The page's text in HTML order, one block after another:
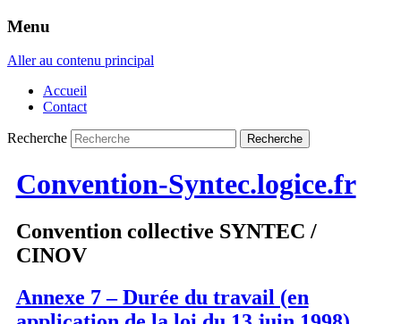
Menu
Aller au contenu principal
Accueil
Contact
Recherche
Convention-Syntec.logice.fr
Convention collective SYNTEC /
CINOV
Annexe 7 – Durée du travail (en